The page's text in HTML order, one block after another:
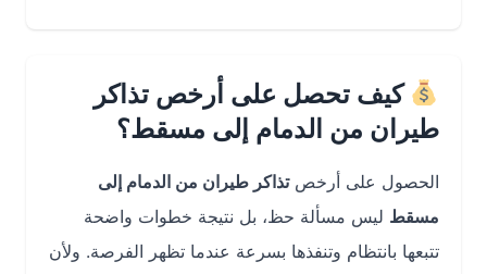
كيف تحصل على أرخص تذاكر
طيران من الدمام إلى مسقط؟
الحصول على أرخص تذاكر طيران من الدمام إلى
مسقطليس مسألة حظ، بل نتيجة خطوات واضحة
تتبعها بانتظام وتنفذها بسرعة عندما تظهر الفرصة. ولأن